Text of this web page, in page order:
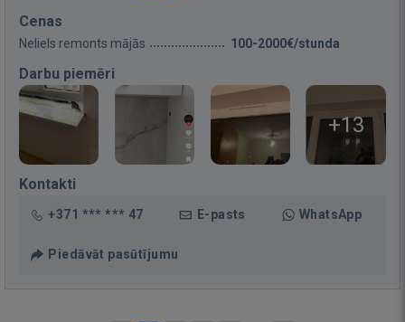
Cenas
Neliels remonts mājās 100-2000€/stunda
Darbu piemēri
+13
Kontakti
+371 *** *** 47 E-pasts WhatsApp
Piedāvāt pasūtījumu